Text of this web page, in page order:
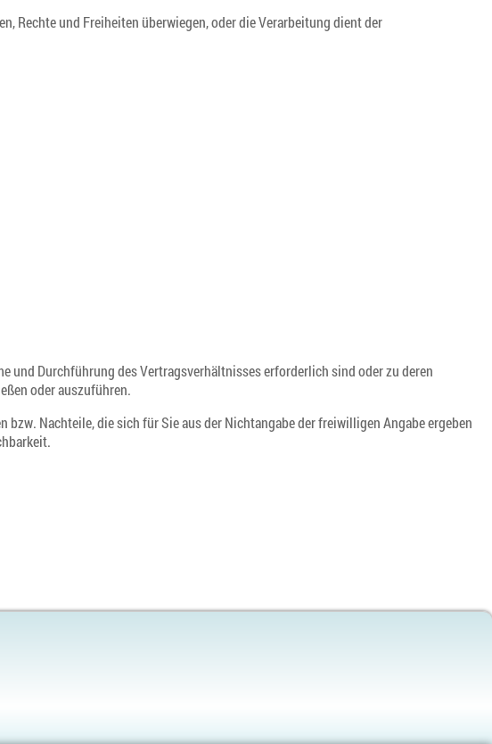
Rechte und Freiheiten überwiegen, oder die Verarbeitung dient der
und Durchführung des Vertragsverhältnisses erforderlich sind oder zu deren
oder auszuführen.
Nachteile, die sich für Sie aus der Nichtangabe der freiwilligen Angabe ergeben